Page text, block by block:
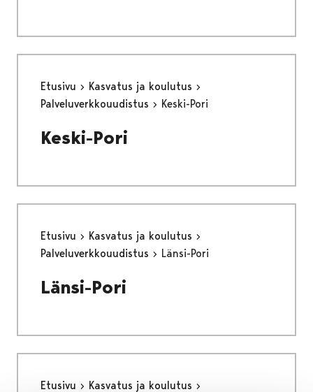
Etusivu
Kasvatus ja koulutus
Palveluverkkouudistus
Keski-Pori
Keski-Pori
Etusivu
Kasvatus ja koulutus
Palveluverkkouudistus
Länsi-Pori
Länsi-Pori
Etusivu Kasvatus ja koulutus